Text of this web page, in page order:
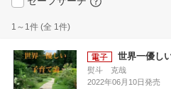
1～1件 (全 1件)
世界一優し
熨斗 克哉
2022年06月10日発売